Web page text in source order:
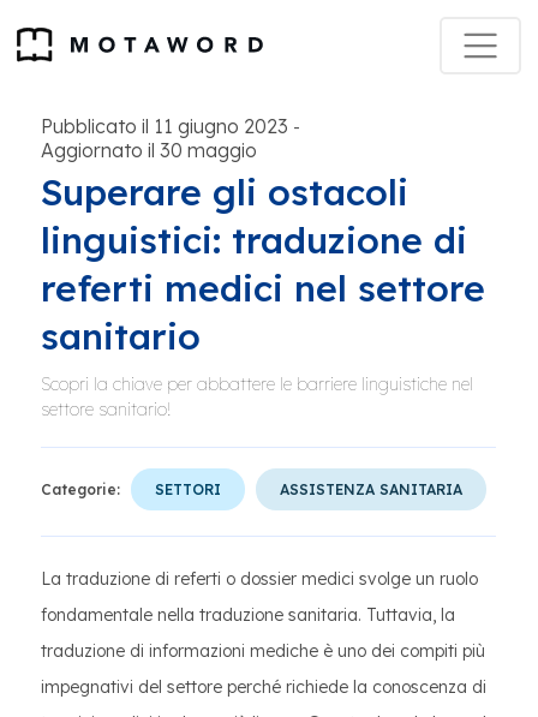
Pubblicato il 11 giugno 2023 -
Aggiornato il 30 maggio
Superare gli ostacoli
linguistici: traduzione di
referti medici nel settore
sanitario
Scopri la chiave per abbattere le barriere linguistiche nel
settore sanitario!
Categorie: SETTORI ASSISTENZA SANITARIA
La traduzione di referti o dossier medici svolge un ruolo
fondamentale nella traduzione sanitaria. Tuttavia, la
traduzione di informazioni mediche è uno dei compiti più
impegnativi del settore perché richiede la conoscenza di